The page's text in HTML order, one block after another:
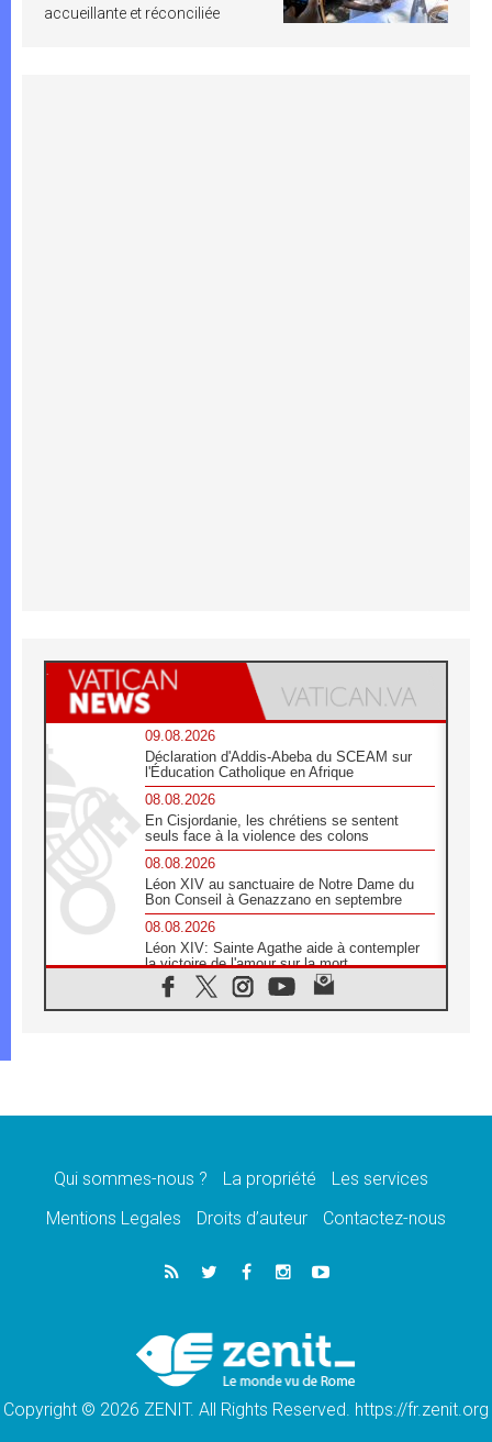
accueillante et réconciliée
09.08.2026
Déclaration d'Addis-Abeba du SCEAM sur
l'Éducation Catholique en Afrique
08.08.2026
En Cisjordanie, les chrétiens se sentent
seuls face à la violence des colons
08.08.2026
Léon XIV au sanctuaire de Notre Dame du
Bon Conseil à Genazzano en septembre
08.08.2026
Léon XIV: Sainte Agathe aide à contempler
la victoire de l'amour sur la mort
08.08.2026
«Relancer l'empathie», le projet Triennal d'art
08.08.2026
07.08.2026
Calapan devient un diocèse
Congo-Brazzaville: le 15 août, entre solennité
de l'Assomption et mémoire nationale
«La paix commence par l'empathie» estime
le cardinal Parolin
Qui sommes-nous ? La propriété
Les services
Mentions Legales
Droits d’auteur Contactez-nous
Copyright © 2026 ZENIT. All Rights Reserved. https://fr.zenit.org